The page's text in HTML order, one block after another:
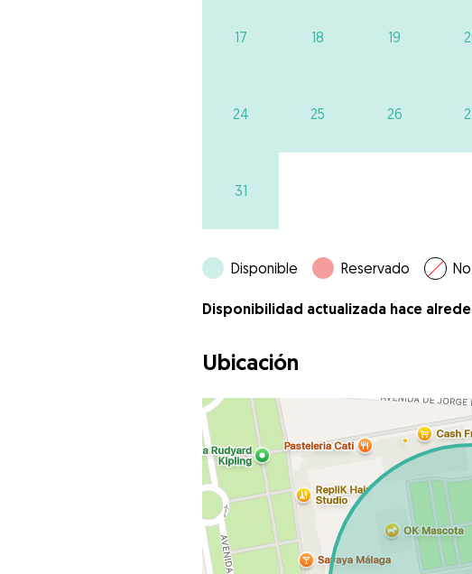
17 18 19
24 25 26
31
Disponible Reservado
Disponibilidad actualizada hace
Ubicación